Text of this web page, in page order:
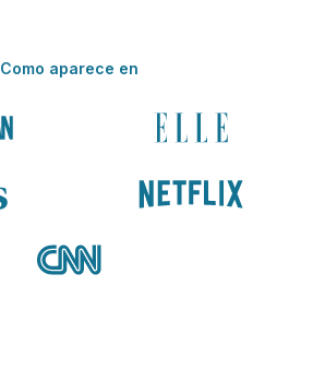
Como aparece en